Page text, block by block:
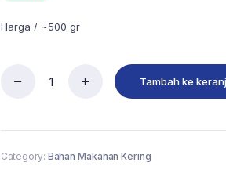
Harga / ~500 gr
Tambah ke
Category: Bahan Makanan Kering